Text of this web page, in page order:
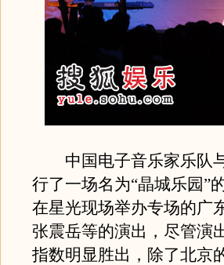
中国电子音乐家乐队与
行了一场名为“晶城乐园”
在星光现场举办专场的广
张震岳等的演出，尽管演
指数明显胜出，除了北京